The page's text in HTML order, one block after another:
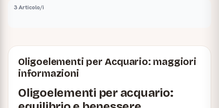
3 Articolo/i
Oligoelementi per Acquario: maggiori
informazioni
Oligoelementi per acquario: